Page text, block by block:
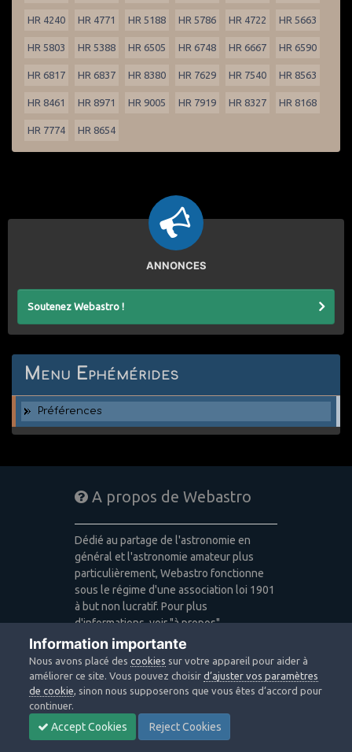
HR 4240 HR 4771 HR 5188 HR 5786 HR 4722 HR 5663
HR 5803 HR 5388 HR 6505 HR 6748 HR 6667 HR 6590
HR 6817 HR 6837 HR 8380 HR 7629 HR 7540 HR 8563
HR 8461 HR 8971 HR 9005 HR 7919 HR 8327 HR 8168
HR 7774 HR 8654
ANNONCES
Soutenez Webastro !
Menu Ephémérides
Préférences
A propos de Webastro
Dédié au partage de l'astronomie en
général et l'astronomie amateur plus
particulièrement, Webastro fonctionne
sous le régime d'une association loi 1901
à but non lucratif. Pour plus
d'informations, voir "à propos".
Publicité: pas de publicité
Icons made byFreepik,Alessio Atzeni,
Pixel Buddha,Icon Pondfrom
www.flaticon.comis licensed by CC 3.0
BY
Design images: Courtesy NASA/JPL-
Information importante
Nous avons placé descookies sur votre appareil pour aider à
améliorer ce site. Vous pouvez choisird’ajuster vos paramètres
de cookie, sinon nous supposerons que vous êtes d’accord pour
continuer.
Accept Cookies Reject Cookies